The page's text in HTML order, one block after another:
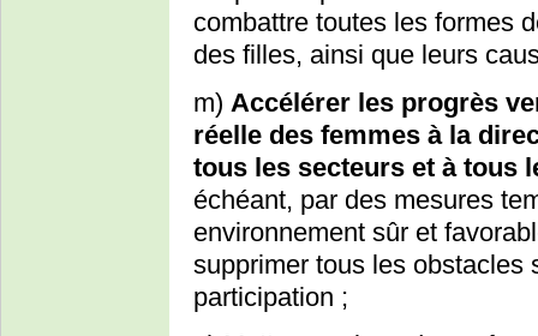
combattre toutes les formes
des filles, ainsi que leurs
m) Accélérer les progrès
réelle des femmes à la
tous les secteurs et à tous
échéant, par des mesures
environnement sûr et
supprimer tous les obstacles
participation ;